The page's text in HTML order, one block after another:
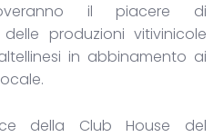
il piacere di
produzioni vitivinicole
in abbinamento ai
della Club House del